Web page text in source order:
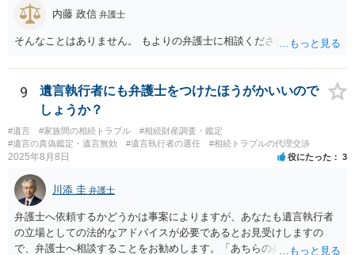
内藤 政信 弁護士
そんなことはありません。 もよりの弁護士に相談ください。
9
遺言執行者にも弁護士をつけたほうがかいいので
しょうか？
#遺言 #家族間の相続トラブル
#相続財産調査・鑑定
#遺言の真偽鑑定・遺言無効
#遺言執行者の選任 #相続トラブルの代理交渉
2025年8月8日 役にたった 3
川添 圭 弁護士
弁護士へ依頼するかどうかは事案によりますが、あなたも遺言執行者
の立場としての法的なアドバイスが必要であるとお見受けしますの
で、弁護士へ相談することをお勧めします。「あちらの弁護士」（元